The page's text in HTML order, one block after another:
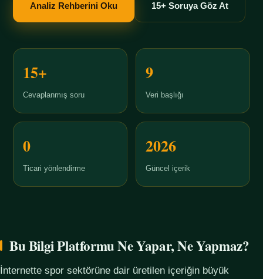
Analiz Rehberini Oku 15+ Soruya Göz At
15+
Cevaplanmış soru
9
Veri başlığı
0
Ticari yönlendirme
2026
Güncel içerik
Bu Bilgi Platformu Ne Yapar, Ne Yapmaz?
İnternette spor sektörüne dair üretilen içeriğin büyük